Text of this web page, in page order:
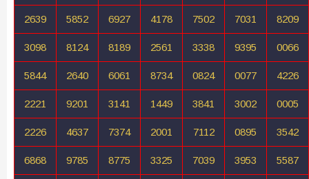
2639 5852 6927 4178 7502 7031 8209
3098 8124 8189 2561 3338 9395 0066
5844 2640 6061 8734 0824 0077 4226
2221 9201 3141 1449 3841 3002 0005
2226 4637 7374 2001 7112 0895 3542
6868 9785 8775 3325 7039 3953 5587